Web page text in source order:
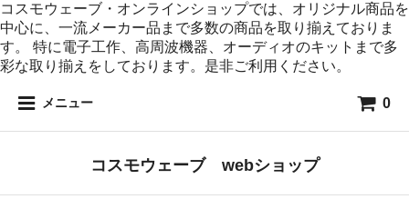
コスモウェーブ・オンラインショップでは、オリジナル商品を
中心に、一流メーカー品まで多数の商品を取り揃えておりま
す。 特に電子工作、高周波機器、オーディオのキットまで多
彩な取り揃えをしております。是非ご利用ください。
メニュー 0
コスモウェーブ webショップ